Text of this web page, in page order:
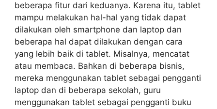
beberapa fitur dari keduanya. Karena itu, tablet
mampu melakukan hal-hal yang tidak dapat
dilakukan oleh smartphone dan laptop dan
beberapa hal dapat dilakukan dengan cara
yang lebih baik di tablet. Misalnya, mencatat
atau membaca. Bahkan di beberapa bisnis,
mereka menggunakan tablet sebagai pengganti
laptop dan di beberapa sekolah, guru
menggunakan tablet sebagai pengganti buku